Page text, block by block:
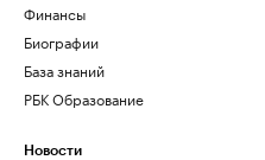
Финансы
Биографии
База знаний
РБК Образование
Новости